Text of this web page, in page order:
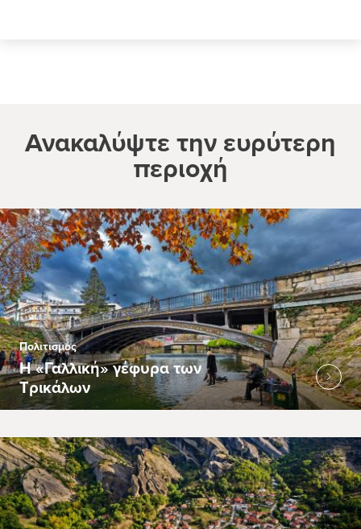
Ανακαλύψτε την ευρύτερη
περιοχή
Πολιτισμός
Η «Γαλλική» γέφυρα των
Τρικάλων